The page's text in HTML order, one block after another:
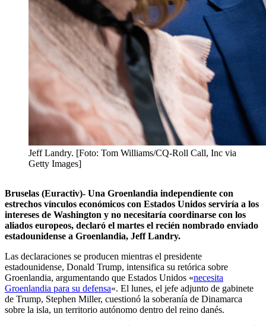
Jeff Landry. [Foto: Tom Williams/CQ-Roll Call, Inc via
Getty Images]
Bruselas (Euractiv)- Una Groenlandia independiente con
estrechos vínculos económicos con Estados Unidos serviría a los
intereses de Washington y no necesitaría coordinarse con los
aliados europeos, declaró el martes el recién nombrado enviado
estadounidense a Groenlandia, Jeff Landry.
Las declaraciones se producen mientras el presidente
estadounidense, Donald Trump, intensifica su retórica sobre
Groenlandia, argumentando que Estados Unidos «necesita
Groenlandia para su defensa«. El lunes, el jefe adjunto de gabinete
de Trump, Stephen Miller, cuestionó la soberanía de Dinamarca
sobre la isla, un territorio autónomo dentro del reino danés.